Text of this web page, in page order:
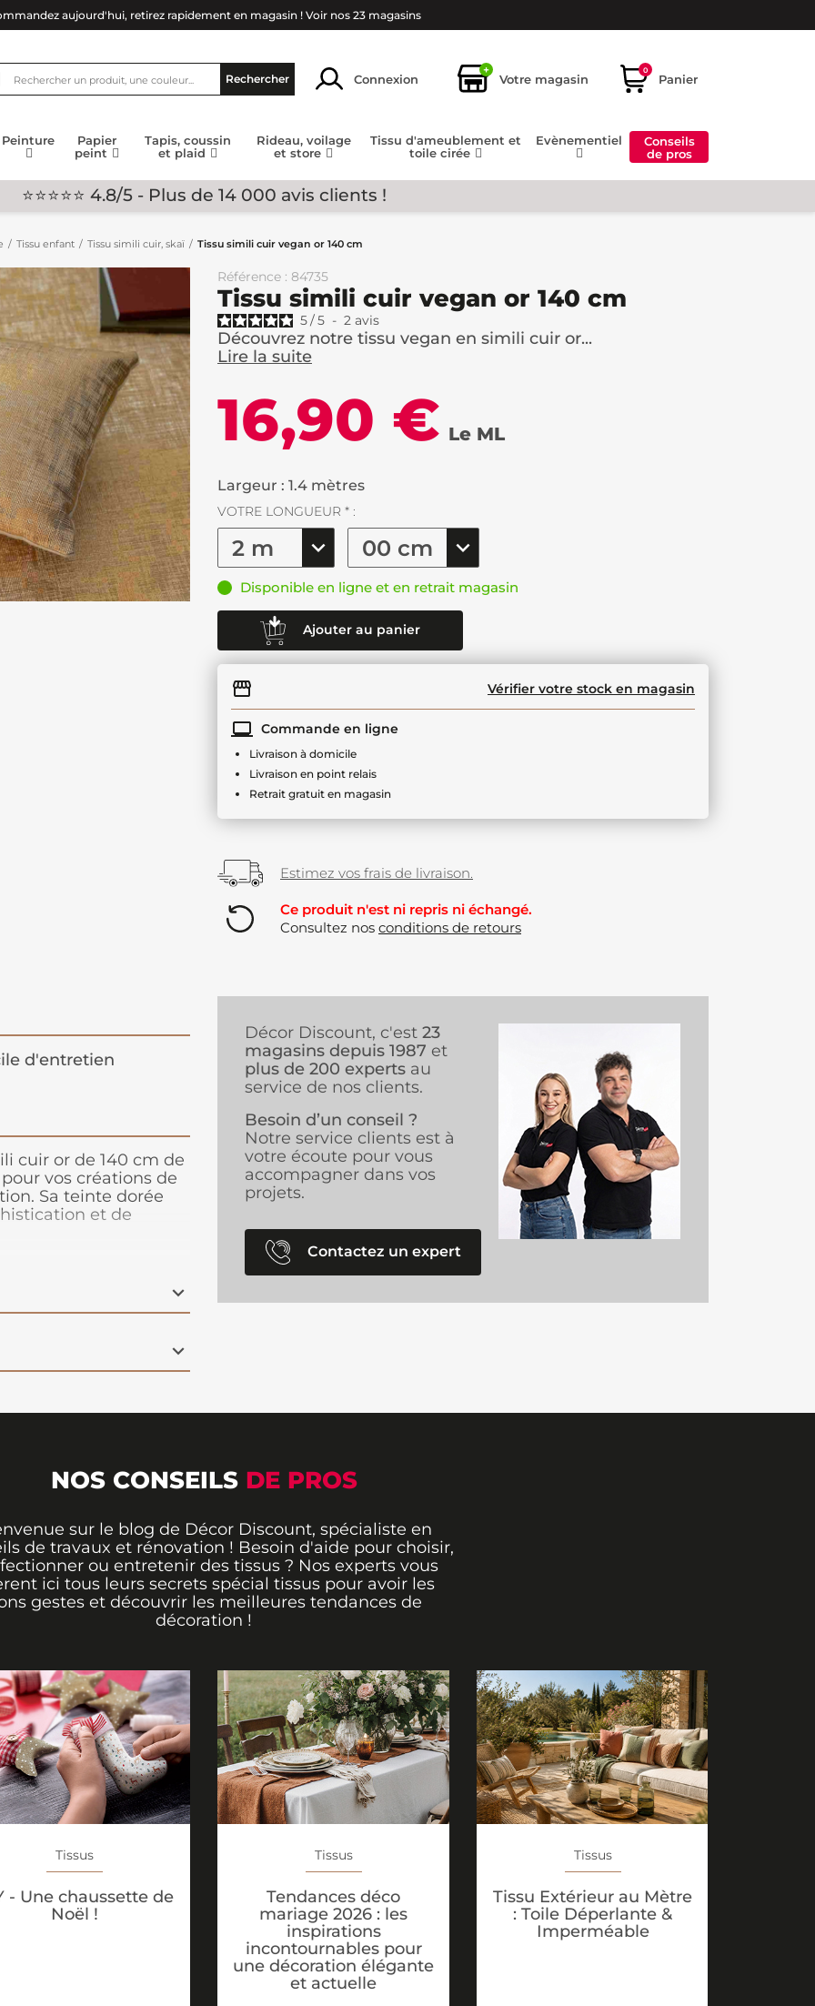
aujourd'hui, retirez rapidement en magasin ! Voir nos 23 magasins
Rechercher Connexion
+
Votre magasin
0
Panier
Peinture
Papier
peint
Tapis, coussin
et plaid
Rideau, voilage
et store
Tissu d'ameublement et
toile cirée
Evènementiel
Conseils
de pros
⭐⭐⭐⭐⭐ 4.8/5 - Plus de 14 000 avis clients !
Tissu enfant Tissu simili cuir, skaï Tissu simili cuir vegan or 140 cm
Référence : 84735
Tissu simili cuir vegan or 140 cm
5/5 - 2 avis
Découvrez notre tissu vegan en simili cuir or...
Lire la suite
16,90 € Le ML
Largeur : 1.4 mètres
VOTRE LONGUEUR * :
Disponible en ligne et en retrait magasin
Ajouter au panier
Vérifier votre stock en magasin
Commande en ligne
Livraison à domicile
Livraison en point relais
Retrait gratuit en magasin
Estimez vos frais de livraison.
Ce produit n'est ni repris ni échangé.
Consultez nos conditions de retours
d'entretien
cuir or de 140 cm de
vos créations de
Sa teinte dorée
et de
sièges, sacs,
et tendance.
Décor Discount, c'est 23
magasins depuis 1987 et
plus de 200 experts au
service de nos clients.
Besoin d’un conseil ?
Notre service clients est à
votre écoute pour vous
accompagner dans vos
projets.
Contactez un expert
NOS CONSEILS DE PROS
sur le blog de Décor Discount, spécialiste en
de travaux et rénovation ! Besoin d'aide pour choisir,
ou entretenir des tissus ? Nos experts vous
ici tous leurs secrets spécial tissus pour avoir les
gestes et découvrir les meilleures tendances de
décoration !
Tissus
- Une chaussette de
Noël !
Tissus
Tendances déco
mariage 2026 : les
inspirations
incontournables pour
une décoration élégante
et actuelle
Tissus
Tissu Extérieur au Mètre
: Toile Déperlante &
Imperméable